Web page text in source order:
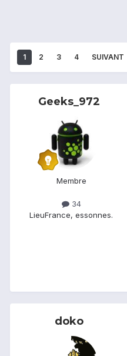
1 2 3 4 SUIVANT
Geeks_972
Membre
34
LieuFrance, essonnes.
doko